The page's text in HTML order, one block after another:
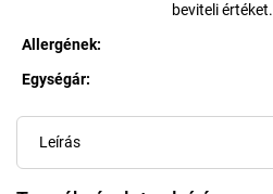
beviteli értéket.
Allergének:
Egységár:
Leírás